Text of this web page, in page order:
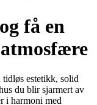
få en
estetikk, solid
du blir sjarmert av
i harmoni med